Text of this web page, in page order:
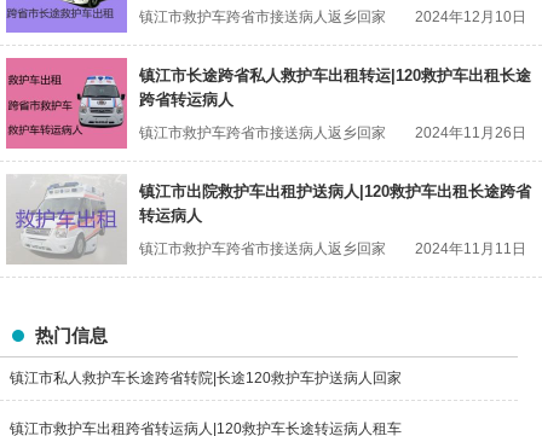
镇江市救护车跨省市接送病人返乡回家 2024年12月10日
镇江市长途跨省私人救护车出租转运|120救护车出租长途
跨省转运病人
镇江市救护车跨省市接送病人返乡回家 2024年11月26日
镇江市出院救护车出租护送病人|120救护车出租长途跨省
转运病人
镇江市救护车跨省市接送病人返乡回家 2024年11月11日
热门信息
镇江市私人救护车长途跨省转院|长途120救护车护送病人回家
镇江市救护车出租跨省转运病人|120救护车长途转运病人租车